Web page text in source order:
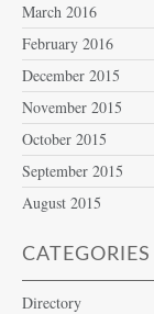
March 2016
February 2016
December 2015
November 2015
October 2015
September 2015
August 2015
CATEGORIES
Directory